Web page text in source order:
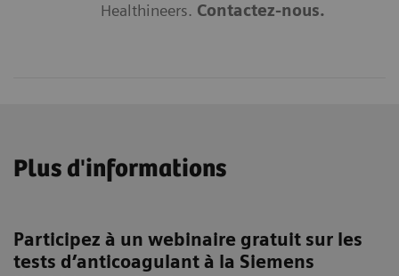
Healthineers. Contactez-nous.
Plus d'informations
Participez à un webinaire gratuit sur les
tests d’anticoagulant à la Siemens